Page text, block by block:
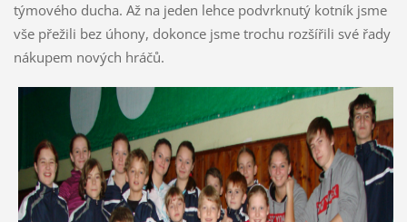
týmového ducha. Až na jeden lehce podvrknutý kotník jsme
vše přežili bez úhony, dokonce jsme trochu rozšířili své řady
nákupem nových hráčů.